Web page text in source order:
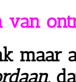
van
maar
,